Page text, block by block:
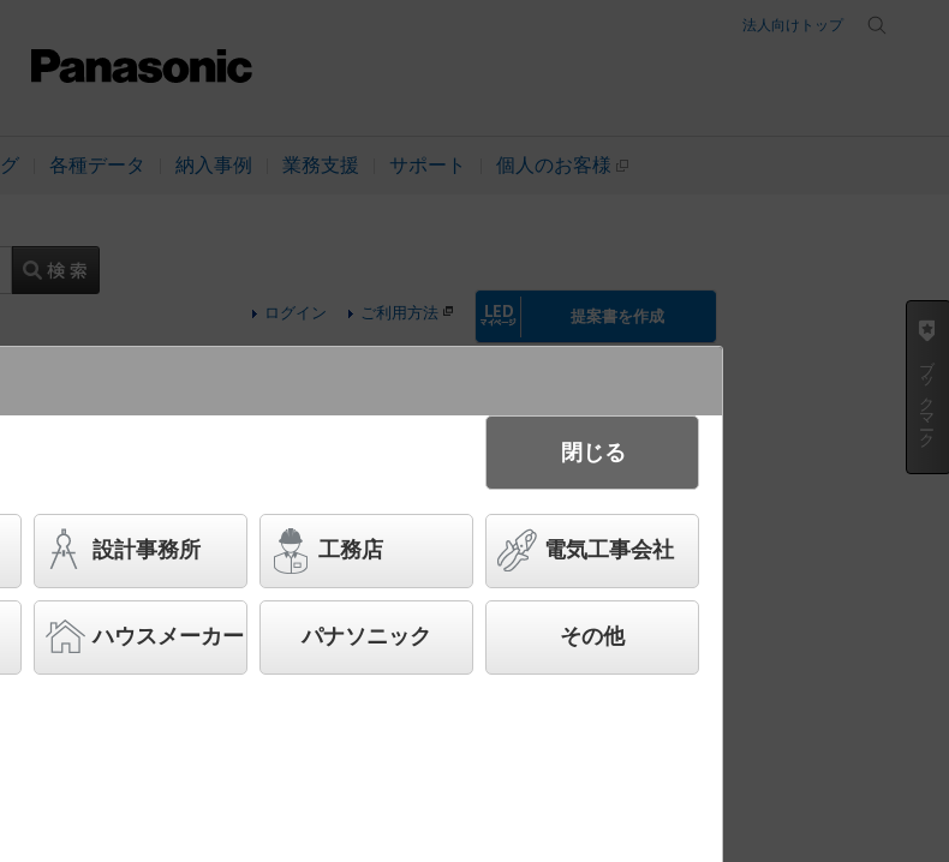
法人向けトップ
各種データ 納入事例 業務支援 サポート 個人のお客様
ログイン ご利用方法 提案書を作成
置取付型 LED（電球色） スポットライト ビーム角16度 防雨型
（スマートアーキ） シリンダータイプ／パネル付型
スペシャル商品（先端技術や優れたデザイン性を持ち合わせ、快適で先進的な照明環境をご提
る商品群です）
工場在庫品
望小売価格 59,500 円（税抜）
ブックマーク
設計事務所 工務店 電気工事会社
ハウスメーカー パナソニック その他
閉じる